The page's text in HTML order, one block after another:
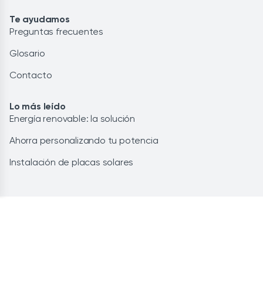
Te ayudamos
Preguntas frecuentes
Glosario
Contacto
Lo más leído
Energía renovable: la solución
Ahorra personalizando tu potencia
Instalación de placas solares